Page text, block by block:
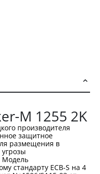
M 1255 2K
производителя
защитное
размещения в
Модель
стандарту ECB-S на 4